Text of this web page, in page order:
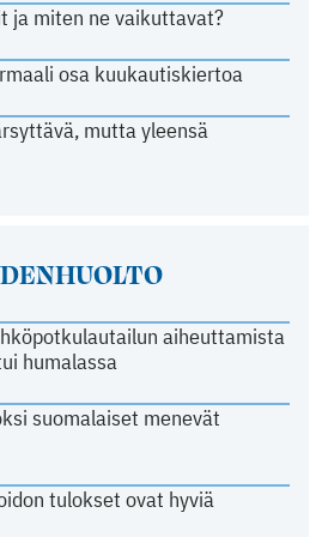
ja miten ne vaikuttavat?
osa kuukautiskiertoa
mutta yleensä
aiheuttamista
humalassa
suomalaiset menevät
tulokset ovat hyviä